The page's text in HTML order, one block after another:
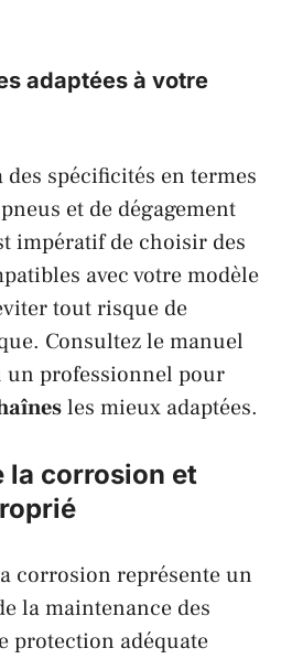
adaptées à votre
des spécificités en termes
et de dégagement
impératif de choisir des
avec votre modèle
tout risque de
Consultez le manuel
professionnel pour
les mieux adaptées.
la corrosion et
corrosion représente un
la maintenance des
protection adéquate